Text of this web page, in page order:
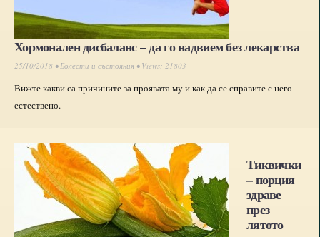
Хормонален дисбаланс – да го надвием без лекарства
25/10/2018 •Болести и състояния • Views: 21803
Вижте какви са причините за проявата му и как да се справите с него
естествено.
Тиквички
– порция
здраве
през
лятото